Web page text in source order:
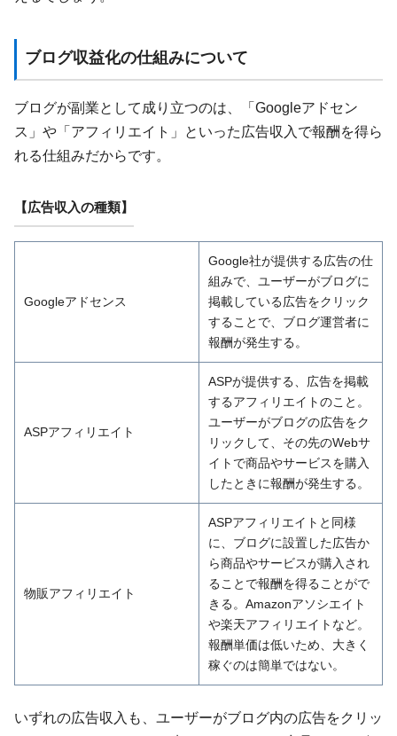
ブログ収益化の仕組みについて
ブログが副業として成り立つのは、「Googleアドセン
ス」や「アフィリエイト」といった広告収入で報酬を得ら
れる仕組みだからです。
【広告収入の種類】
Googleアドセンス
Google社が提供する広告の仕
組みで、ユーザーがブログに
掲載している広告をクリック
することで、ブログ運営者に
報酬が発生する。
ASPアフィリエイト
ASPが提供する、広告を掲載
するアフィリエイトのこと。
ユーザーがブログの広告をク
リックして、その先のWebサ
イトで商品やサービスを購入
したときに報酬が発生する。
物販アフィリエイト
ASPアフィリエイトと同様
に、ブログに設置した広告か
ら商品やサービスが購入され
ることで報酬を得ることがで
きる。Amazonアソシエイト
や楽天アフィリエイトなど。
報酬単価は低いため、大きく
稼ぐのは簡単ではない。
いずれの広告収入も、ユーザーがブログ内の広告をクリッ